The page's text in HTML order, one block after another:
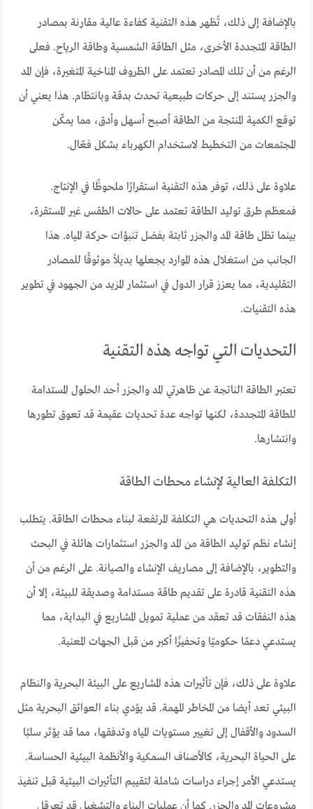
بالإضافة إلى ذلك، تُظهر هذه التقنية كفاءة عالية مقارنة بمصادر
الطاقة المتجددة الأخرى، مثل الطاقة الشمسية وطاقة الرياح. فعلى
الرغم من أن تلك المصادر تعتمد على الظروف المناخية المتغيرة، فإن المد
والجزر يستند إلى حركات طبيعية تحدث بدقة وبانتظام. هذا يعني أن
توقع الكمية المنتجة من الطاقة أصبح أسهل وأدق، مما يمكّن
المجتمعات من التخطيط لاستخدام الكهرباء بشكل فعّال.
علاوة على ذلك، توفر هذه التقنية استقرارًا ملحوظًا في الإنتاج.
فمعظم طرق توليد الطاقة تعتمد على حالات الطقس غير المستقرة،
بينما تظل طاقة المد والجزر ثابتة بفضل تنبؤات حركة المياه. هذا
الجانب من استغلال هذه الموارد يجعلها بديلاً موثوقًا للمصادر
التقليدية، مما يعزز قرار الدول في استثمار المزيد من الجهود في تطوير
هذه التقنيات.
التحديات التي تواجه هذه التقنية
تعتبر الطاقة الناتجة عن ظاهرتي المد والجزر أحد الحلول المستدامة
للطاقة المتجددة، لكنها تواجه عدة تحديات عقيمة قد تعوق تطورها
وانتشارها.
التكلفة العالية لإنشاء محطات الطاقة
أولى هذه التحديات هي التكلفة المرتفعة لبناء محطات الطاقة. يتطلب
إنشاء نظم توليد الطاقة من المد والجزر استثمارات هائلة في البحث
والتطوير، بالإضافة إلى مصاريف الإنشاء والصيانة. على الرغم من أن
هذه التقنية قادرة على تقديم طاقة مستدامة وصديقة للبيئة، إلا أن
هذه النفقات قد تعقد من عملية تمويل المشاريع في البداية، مما
يستدعي دعمًا حكوميًا وتحفيزًا أكبر من قبل الجهات المعنية.
علاوة على ذلك، فإن تأثيرات هذه المشاريع على البيئة البحرية والنظام
البيئي تعد أيضا من المخاطر المهمة. قد يؤدي بناء العوائق البحرية مثل
السدود والأقفال إلى تغيير مستويات المياه وتدفقها، مما قد يؤثر سلبًا
على الحياة البحرية، كالأصناف السمكية والأنظمة البيئية الحساسة.
يستدعي الأمر إجراء دراسات شاملة لتقييم التأثيرات البيئية قبل تنفيذ